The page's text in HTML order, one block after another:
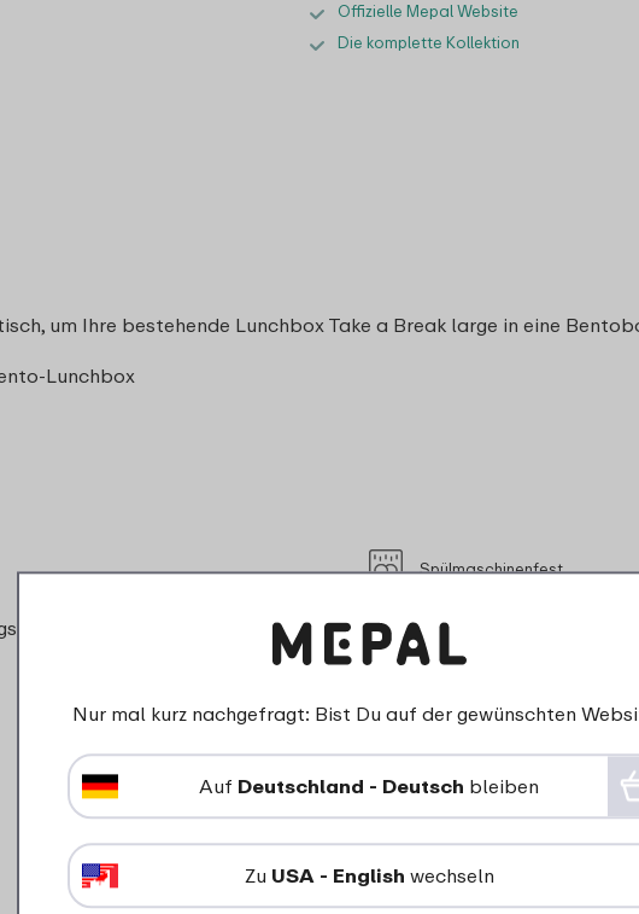
Offizielle Mepal Website
Die komplette Kollektion
um Ihre bestehende Lunchbox Take a Break large in eine
Lunchbox
- Lunchbox Take a Break
Spülmaschinenfest
Mikrowellengeeignet (ohne
Für den Kontakt mit
Nur mal kurz nachgefragt: Bist Du auf der gewünschten
Auf Deutschland - Deutsch bleiben
Zu USA - English wechseln